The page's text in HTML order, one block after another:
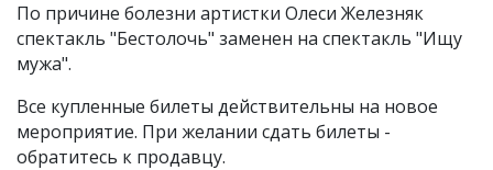
По причине болезни артистки Олеси Железняк
спектакль "Бестолочь" заменен на спектакль "Ищу
мужа".
Все купленные билеты действительны на новое
мероприятие. При желании сдать билеты -
обратитесь к продавцу.